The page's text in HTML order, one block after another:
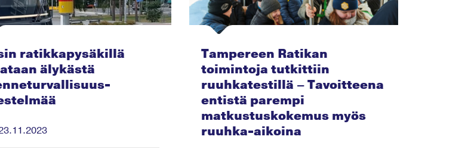
ratikkapysäkillä
älykästä
Tampereen Ratikan
toimintoja tutkittiin
ruuhkatestillä – Tavoitteena
entistä parempi
matkustuskokemus myös
ruuhka-aikoina